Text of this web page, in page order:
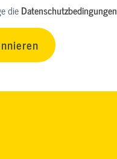
dieDatenschutzbedingungen